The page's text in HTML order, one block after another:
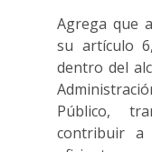
Agrega que
su artículo
dentro del
Público,
contribuir a